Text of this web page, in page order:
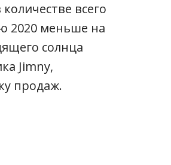
всего
2020 меньше на
солнца
Jimny,
продаж.